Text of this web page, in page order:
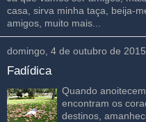
casa, sirva minha taça, beija-
amigos, muito mais...
domingo, 4 de outubro de 2015
Fadídica
Quando
encontram os
destinos,